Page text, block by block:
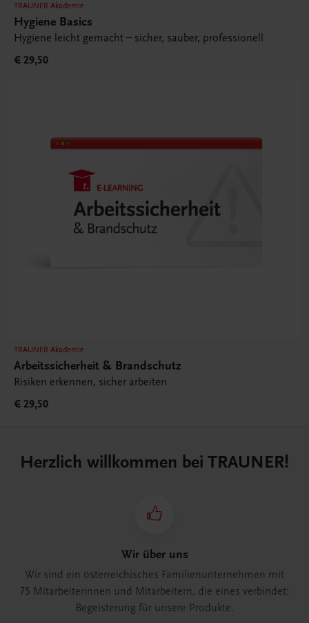
TRAUNER Akademie
Hygiene Basics
Hygiene leicht gemacht – sicher, sauber, professionell
€ 29,50
TRAUNER Akademie
Arbeitssicherheit & Brandschutz
Risiken erkennen, sicher arbeiten
€ 29,50
Herzlich willkommen bei TRAUNER!
Wir über uns
Wir sind ein österreichisches Familienunternehmen mit
75 Mitarbeiterinnen und Mitarbeitern, die eines verbindet:
Begeisterung für unsere Produkte.